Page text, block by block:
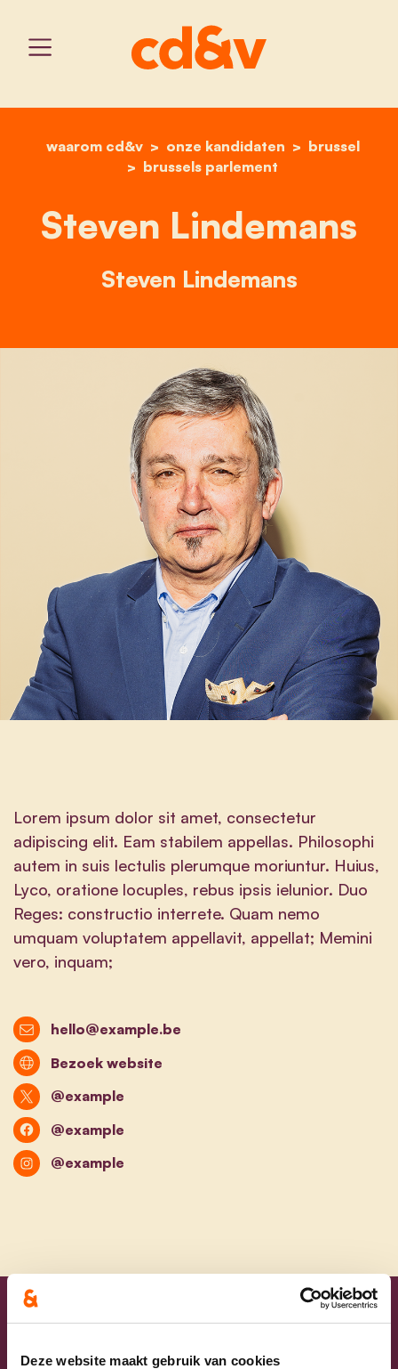
Deze website maakt gebruik van cookies
home
waarom cd&v onze kandidaten
brussel
brussels parlement
steven lindemans
Steven Lindemans
Steven Lindemans
Lorem ipsum dolor sit amet, consectetur
adipiscing elit. Eam stabilem appellas. Philosophi
autem in suis lectulis plerumque moriuntur. Huius,
Lyco, oratione locuples, rebus ipsis ielunior. Duo
Reges: constructio interrete. Quam nemo
umquam voluptatem appellavit, appellat; Memini
vero, inquam;
hello@example.be
Bezoek website
@example
@example
@example
Uw lijsttrekkers